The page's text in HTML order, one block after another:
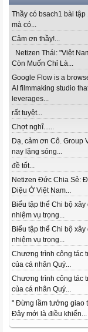
Thầy có bsach1 bài tập
mà có...
Cảm ơn thầy!...
Netizen Thái: "Việt
Còn Muốn Chỉ Là...
Google Flow is a
AI filmmaking studio
leverages...
rất tuyệt...
Chợt nghĩ......
Dạ, cảm ơn Cô. Group
nay lặng sóng...
đề tốt...
Netizen Đức Chia Sẻ:
Diệu Ở Việt Nam...
Biểu tập thể Chi bộ xây
nhiệm vụ trọng...
Biểu tập thể Chi bộ xây
nhiệm vụ trọng...
Chương trình công tác
của cá nhân Quý...
Chương trình công tác
của cá nhân Quý...
" Đừng lầm tưởng giao
Đây mới là điều khiến...